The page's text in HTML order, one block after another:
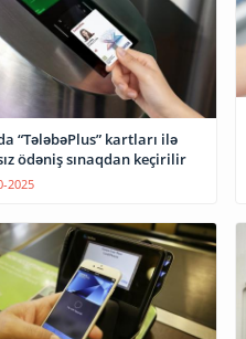
“TələbəPlus” kartları ilə
ödəniş sınaqdan keçirilir
2025